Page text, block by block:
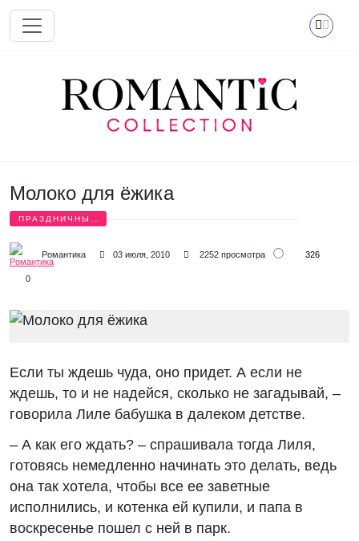
Перейти к основному содержанию
Молоко для ёжика
ПРАЗДНИЧНЫЕ
Романтика 03 июля, 2010 2252 просмотра 326
0
Если ты ждешь чуда, оно придет. А если не
ждешь, то и не надейся, сколько не загадывай, –
говорила Лиле бабушка в далеком детстве.
– А как его ждать? – спрашивала тогда Лиля,
готовясь немедленно начинать это делать, ведь
она так хотела, чтобы все ее заветные
исполнились, и котенка ей купили, и папа в
воскресенье пошел с ней в парк.